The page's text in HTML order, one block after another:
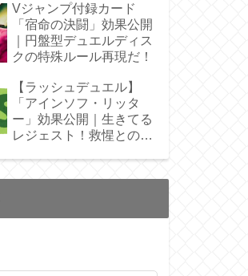
Vジャンプ付録カード
「宿命の決闘」効果公開
｜円盤型デュエルディス
クの特殊ルール再現だ！
【ラッシュデュエル】
「アインソフ・リッタ
ー」効果公開｜生きてる
レジェスト！救惺との相